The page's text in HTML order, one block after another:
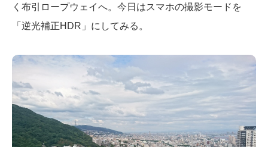
く布引ロープウェイへ。今日はスマホの撮影モードを
「逆光補正HDR」にしてみる。